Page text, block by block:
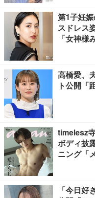
第1子妊
スドレス
「女神様
高橋愛、
ト公開「
timelesz
ボディ披
ニング「
「今日